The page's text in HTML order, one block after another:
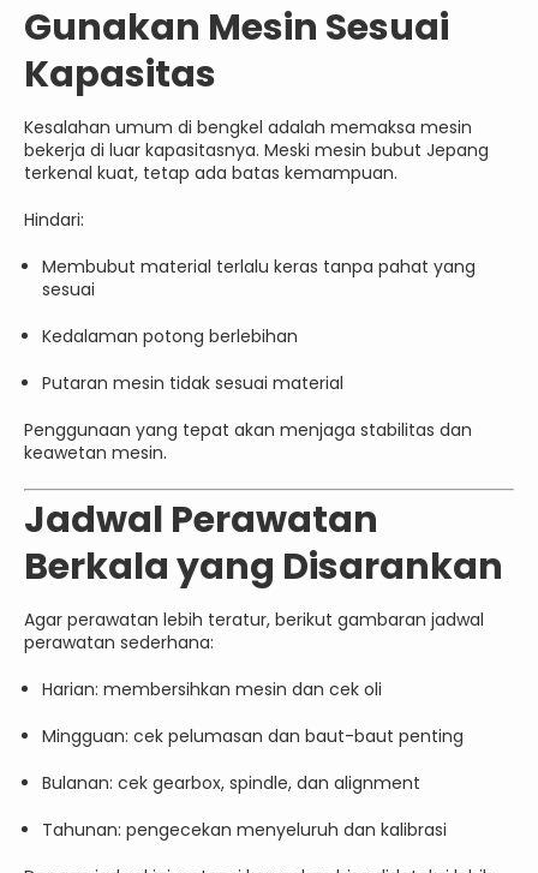
Gunakan Mesin Sesuai
Kapasitas
Kesalahan umum di bengkel adalah memaksa mesin
bekerja di luar kapasitasnya. Meski mesin bubut Jepang
terkenal kuat, tetap ada batas kemampuan.
Hindari:
Membubut material terlalu keras tanpa pahat yang
sesuai
Kedalaman potong berlebihan
Putaran mesin tidak sesuai material
Penggunaan yang tepat akan menjaga stabilitas dan
keawetan mesin.
Jadwal Perawatan
Berkala yang Disarankan
Agar perawatan lebih teratur, berikut gambaran jadwal
perawatan sederhana:
Harian: membersihkan mesin dan cek oli
Mingguan: cek pelumasan dan baut-baut penting
Bulanan: cek gearbox, spindle, dan alignment
Tahunan: pengecekan menyeluruh dan kalibrasi